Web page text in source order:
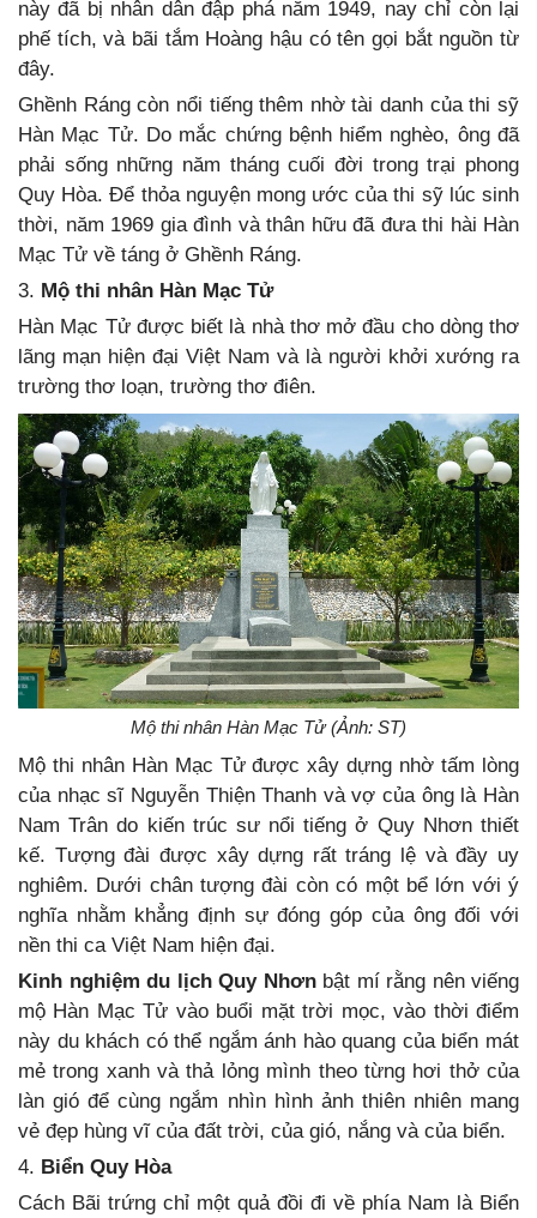
này đã bị nhân dân đập phá năm 1949, nay chỉ còn lại
phế tích, và bãi tắm Hoàng hậu có tên gọi bắt nguồn từ
đây.
Ghềnh Ráng còn nổi tiếng thêm nhờ tài danh của thi sỹ
Hàn Mạc Tử. Do mắc chứng bệnh hiểm nghèo, ông đã
phải sống những năm tháng cuối đời trong trại phong
Quy Hòa. Để thỏa nguyện mong ước của thi sỹ lúc sinh
thời, năm 1969 gia đình và thân hữu đã đưa thi hài Hàn
Mạc Tử về táng ở Ghềnh Ráng.
3. Mộ thi nhân Hàn Mạc Tử
Hàn Mạc Tử được biết là nhà thơ mở đầu cho dòng thơ
lãng mạn hiện đại Việt Nam và là người khởi xướng ra
trường thơ loạn, trường thơ điên.
Mộ thi nhân Hàn Mạc Tử (Ảnh: ST)
Mộ thi nhân Hàn Mạc Tử được xây dựng nhờ tấm lòng
của nhạc sĩ Nguyễn Thiện Thanh và vợ của ông là Hàn
Nam Trân do kiến trúc sư nổi tiếng ở Quy Nhơn thiết
kế. Tượng đài được xây dựng rất tráng lệ và đầy uy
nghiêm. Dưới chân tượng đài còn có một bể lớn với ý
nghĩa nhằm khẳng định sự đóng góp của ông đối với
nền thi ca Việt Nam hiện đại.
Kinh nghiệm du lịch Quy Nhơnbật mí rằng nên viếng
mộ Hàn Mạc Tử vào buổi mặt trời mọc, vào thời điểm
này du khách có thể ngắm ánh hào quang của biển mát
mẻ trong xanh và thả lỏng mình theo từng hơi thở của
làn gió để cùng ngắm nhìn hình ảnh thiên nhiên mang
vẻ đẹp hùng vĩ của đất trời, của gió, nắng và của biển.
4. Biển Quy Hòa
Cách Bãi trứng chỉ một quả đồi đi về phía Nam là Biển